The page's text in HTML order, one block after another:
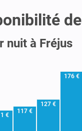
nuit à Fréjus
€
117 €
127 €
176 €